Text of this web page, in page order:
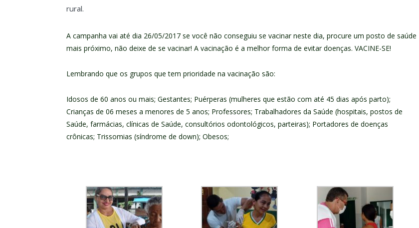
rural.
A campanha vai até dia 26/05/2017 se você não conseguiu se vacinar neste dia, procure um posto de saúde
mais próximo, não deixe de se vacinar! A vacinação é a melhor forma de evitar doenças. VACINE-SE!
Lembrando que os grupos que tem prioridade na vacinação são:
Idosos de 60 anos ou mais; Gestantes; Puérperas (mulheres que estão com até 45 dias após parto);
Crianças de 06 meses a menores de 5 anos; Professores; Trabalhadores da Saúde (hospitais, postos de
Saúde, farmácias, clínicas de Saúde, consultórios odontológicos, parteiras); Portadores de doenças
crônicas; Trissomias (síndrome de down); Obesos;